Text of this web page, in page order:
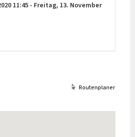
11:45 - Freitag, 13. November
Routenplaner